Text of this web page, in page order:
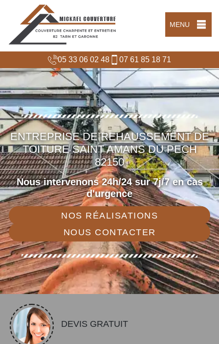
MENU
05 33 06 02 48 07 61 85 18 71
ENTREPRISE DE REHAUSSEMENT DE
TOITURE SAINT AMANS DU PECH
82150
Nous intervenons 24h/24 sur 7j/7 en cas
d'urgence
NOS RÉALISATIONS
NOUS CONTACTER
DEVIS GRATUIT